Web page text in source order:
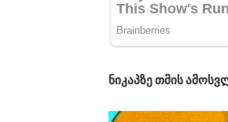
ნიკაპზე თმის